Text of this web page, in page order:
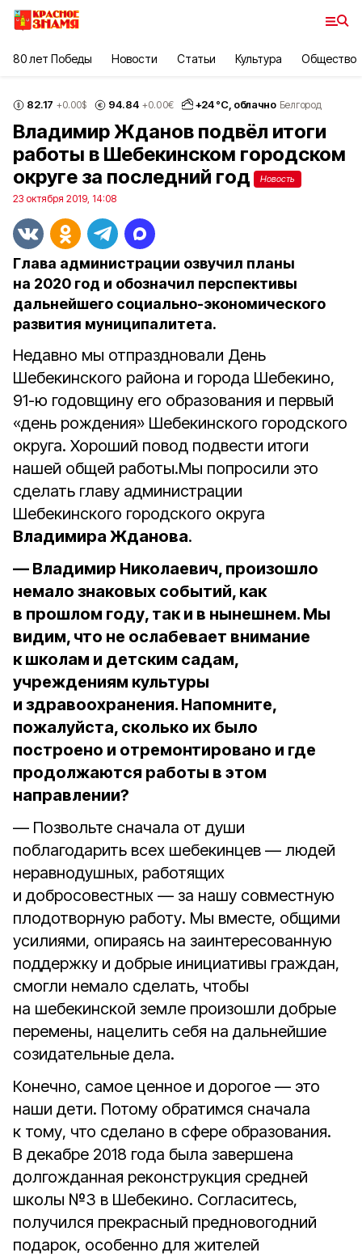
80 лет Победы Новости Статьи Культура Общество
82.17 +0.00$ 94.84 +0.00€ +24°С, облачно Белгород
Владимир Жданов подвёл итоги
работы в Шебекинском городском
округе за последний год
Новость
23 октября 2019, 14:08
Глава администрации озвучил планы
на 2020 год и обозначил перспективы
дальнейшего социально-экономического
развития муниципалитета.
Недавно мы отпраздновали День
Шебекинского района и города Шебекино,
91-ю годовщину его образования и первый
«день рождения» Шебекинского городского
округа. Хороший повод подвести итоги
нашей общей работы.Мы попросили это
сделать главу администрации
Шебекинского городского округа
Владимира Жданова.
— Владимир Николаевич, произошло
немало знаковых событий, как
в прошлом году, так и в нынешнем. Мы
видим, что не ослабевает внимание
к школам и детским садам,
учреждениям культуры
и здравоохранения. Напомните,
пожалуйста, сколько их было
построено и отремонтировано и где
продолжаются работы в этом
направлении?
— Позвольте сначала от души
поблагодарить всех шебекинцев — людей
неравнодушных, работящих
и добросовестных — за нашу совместную
плодотворную работу. Мы вместе, общими
усилиями, опираясь на заинтересованную
поддержку и добрые инициативы граждан,
смогли немало сделать, чтобы
на шебекинской земле произошли добрые
перемены, нацелить себя на дальнейшие
созидательные дела.
Конечно, самое ценное и дорогое — это
наши дети. Потому обратимся сначала
к тому, что сделано в сфере образования.
В декабре 2018 года была завершена
долгожданная реконструкция средней
школы №3 в Шебекино. Согласитесь,
получился прекрасный предновогодний
подарок, особенно для жителей